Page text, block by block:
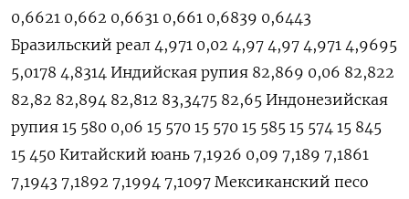
0,6621 0,662 0,6631 0,661 0,6839 0,6443
Бразильский реал 4,971 0,02 4,97 4,97 4,971 4,9695
5,0178 4,8314 Индийская рупия 82,869 0,06 82,822
82,82 82,894 82,812 83,3475 82,65 Индонезийская
рупия 15 580 0,06 15 570 15 570 15 585 15 574 15 845
15 450 Китайский юань 7,1926 0,09 7,189 7,1861
7,1943 7,1892 7,1994 7,1097 Мексиканский песо